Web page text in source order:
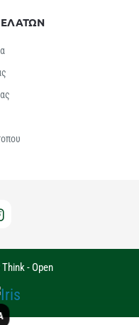
- Open